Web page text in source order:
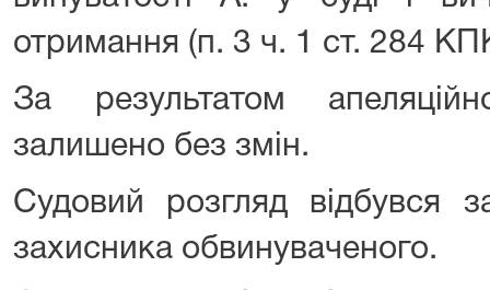
отримання (п. 3 ч. 1 ст. 284
За результатом
залишено без змін.
Судовий розгляд відбувся
захисника обвинуваченого.